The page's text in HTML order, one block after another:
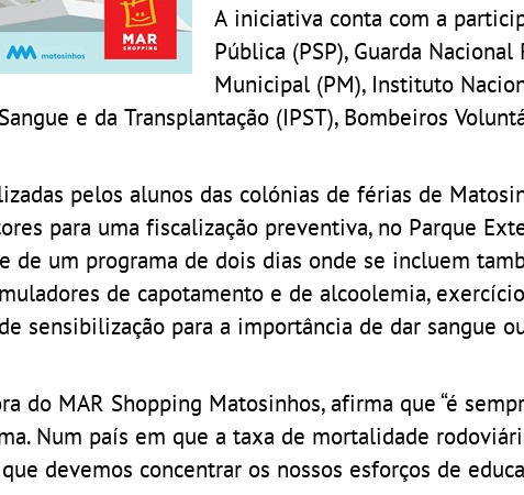
A iniciativa conta com a
Pública (PSP), Guarda
Municipal (PM), Instituto
e da Transplantação (IPST), Bombeiros
pelos alunos das colónias de férias de
para uma fiscalização preventiva, no Parque
de um programa de dois dias onde se incluem
de capotamento e de alcoolemia,
sensibilização para a importância de dar sangue
do MAR Shopping Matosinhos, afirma que “é
Num país em que a taxa de mortalidade
devemos concentrar os nossos esforços de